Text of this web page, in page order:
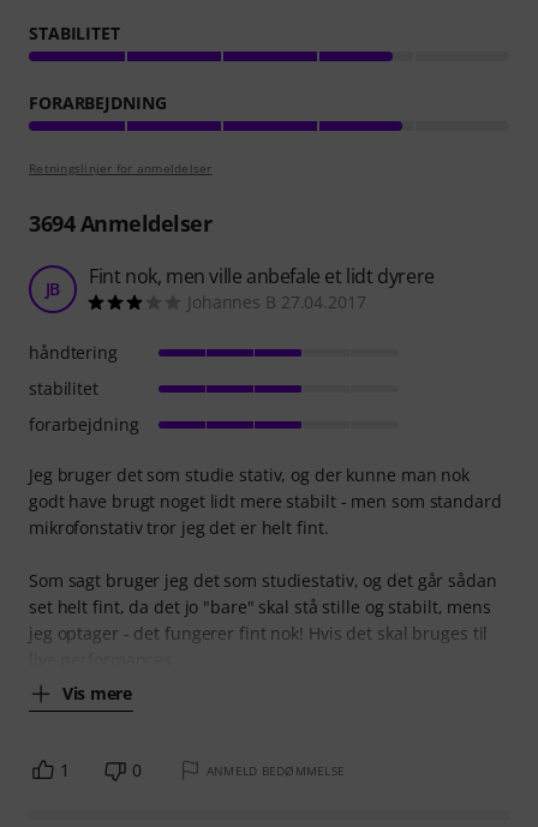
STABILITET
FORARBEJDNING
Retningslinjer for anmeldelser
3694Anmeldelser
JB Fint nok, men ville anbefale et lidt dyrere
Johannes B 27.04.2017
Jeg bruger det som studie stativ, og der kunne man nok
godt have brugt noget lidt mere stabilt - men som standard
mikrofonstativ tror jeg det er helt fint.
Som sagt bruger jeg det som studiestativ, og det går sådan
set helt fint, da det jo "bare" skal stå stille og stabilt, mens
jeg optager - det fungerer fint nok! Hvis det skal bruges til
Vis mere
håndtering
stabilitet
forarbejdning
1 0 ANMELD BEDØMMELSE